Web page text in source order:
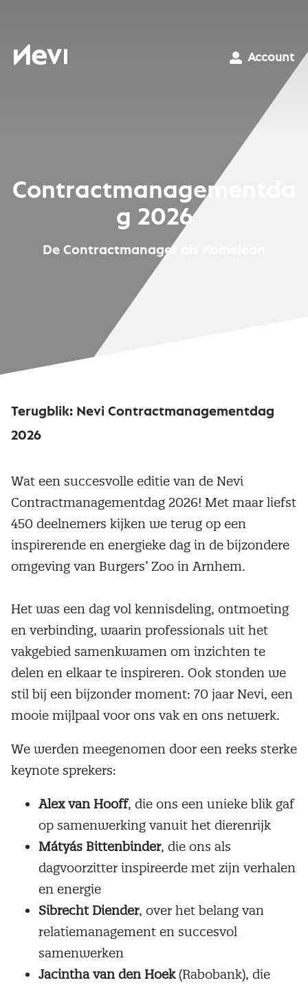
Nevi
Account
Contractmanagementda
g 2026
De Contractmanager als Kameleon
Terugblik: Nevi Contractmanagementdag
2026
Wat een succesvolle editie van de Nevi
Contractmanagementdag 2026! Met maar liefst
450 deelnemers kijken we terug op een
inspirerende en energieke dag in de bijzondere
omgeving van Burgers’ Zoo in Arnhem.
Het was een dag vol kennisdeling, ontmoeting
en verbinding, waarin professionals uit het
vakgebied samenkwamen om inzichten te
delen en elkaar te inspireren. Ook stonden we
stil bij een bijzonder moment: 70 jaar Nevi, een
mooie mijlpaal voor ons vak en ons netwerk.
We werden meegenomen door een reeks sterke
keynote sprekers:
Alex van Hooff, die ons een unieke blik gaf
op samenwerking vanuit het dierenrijk
Mátyás Bittenbinder, die ons als
dagvoorzitter inspireerde met zijn verhalen
en energie
Sibrecht Diender, over het belang van
relatiemanagement en succesvol
samenwerken
Jacintha van den Hoek(Rabobank), die